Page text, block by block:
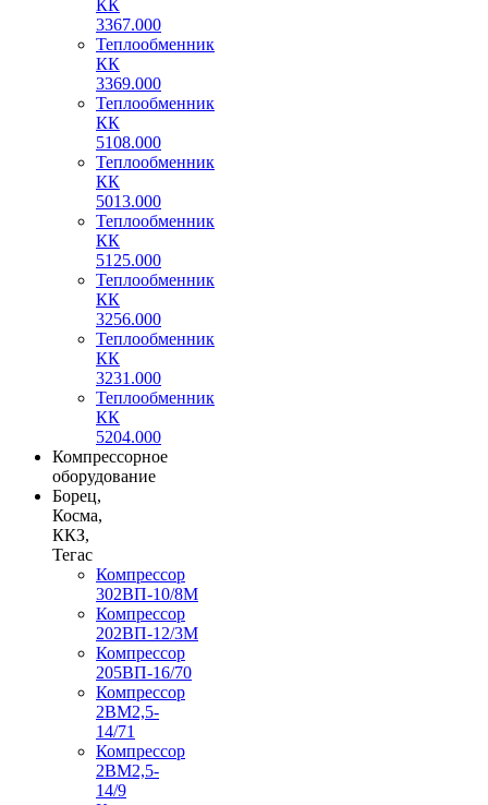
КК
3367.000
Теплообменник
КК
3369.000
Теплообменник
КК
5108.000
Теплообменник
КК
5013.000
Теплообменник
КК
5125.000
Теплообменник
КК
3256.000
Теплообменник
КК
3231.000
Теплообменник
КК
5204.000
Компрессорное
оборудование
Борец,
Косма,
ККЗ,
Тегас
Компрессор
302ВП-10/8М
Компрессор
202ВП-12/3М
Компрессор
205ВП-16/70
Компрессор
2ВМ2,5-
14/71
Компрессор
2ВМ2,5-
14/9